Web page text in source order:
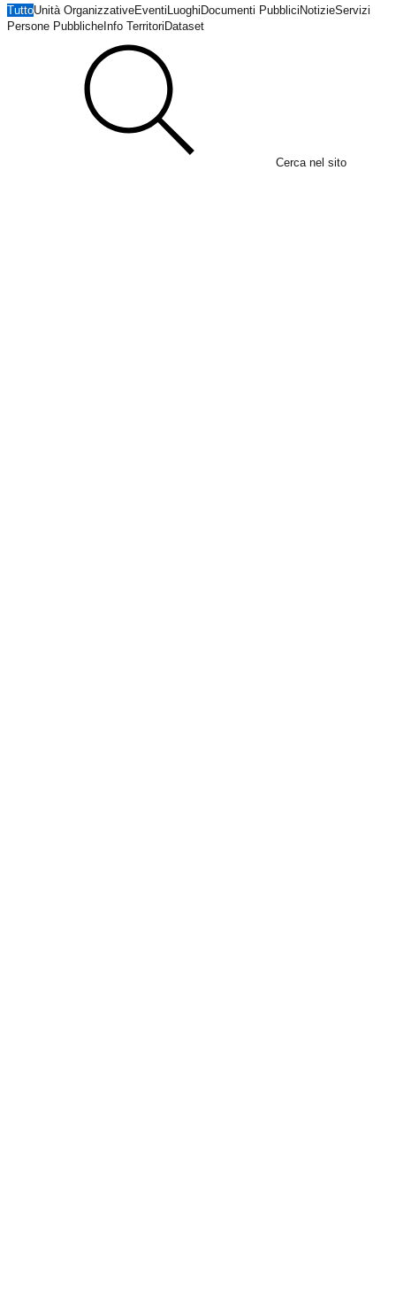
TuttoUnità OrganizzativeEventi Luoghi Documenti Pubblici NotizieServizi
Persone Pubbliche Info Territori Dataset
Cerca nel sito